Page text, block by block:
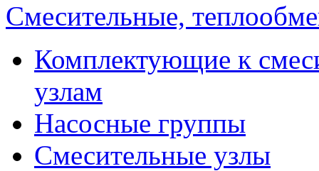
Смесительные,
Комплектующие к
узлам
Насосные группы
Смесительные узлы